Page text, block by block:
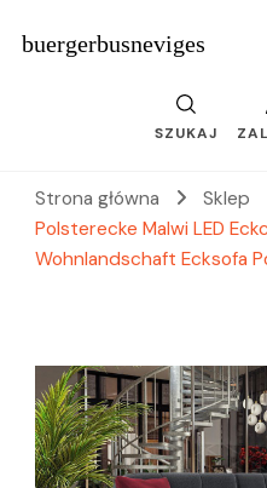
buergerbusneviges
SZUKAJ
Strona główna Sklep
Polsterecke Malwi LED
Wohnlandschaft Ecksofa